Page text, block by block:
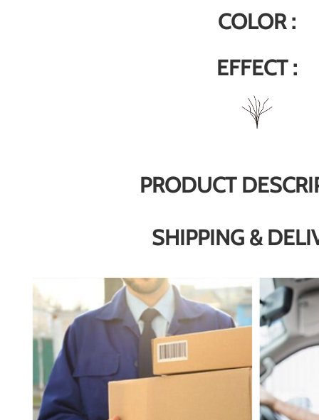
COLOR :
EFFECT :
PRODUCT
SHIPPING &